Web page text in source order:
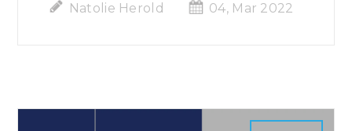
Natolie Herold 04, Mar 2022